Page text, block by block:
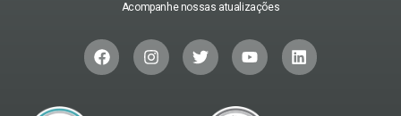
Acompanhe nossas atualizações